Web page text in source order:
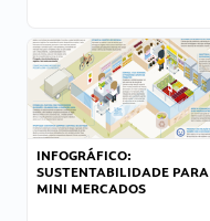
INFOGRÁFICO:
SUSTENTABILIDADE PARA
MINI MERCADOS